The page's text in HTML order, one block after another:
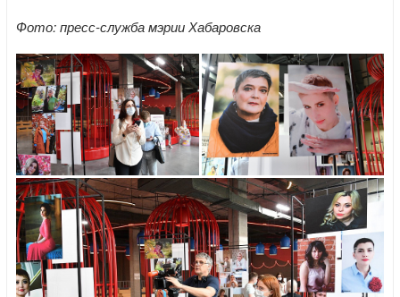
Фото: пресс-служба мэрии Хабаровска